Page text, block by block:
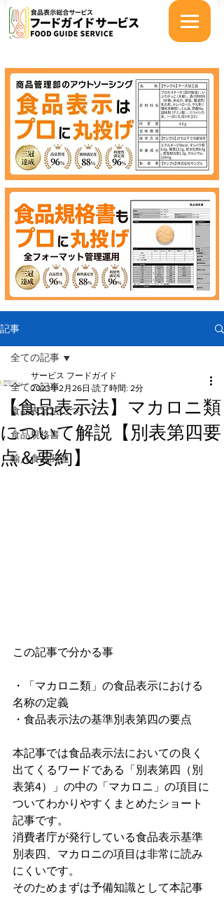
記事
全ての記事
食品表示法について
食品規格書
輸入食品関連
全ての記事
【食品表示法】マカロニ類
について解説【別表第四要
点＆要約】
サービス フードガイド
2023年2月26日 読了時間: 2分
この記事で分かる事
・「マカロニ類」の食品表示における
名称の定義
・食品表示法の基準別表第四の要点
本記事では食品表示法においての良く
出てくるワードである「別表第四（別
表第4）」の中の「マカロニ」の項目に
ついてわかりやすくまとめたショート
記事です。
消費者庁が発行している食品表示基準
別表四、マカロニの項目は非常に読み
にくいです。
そのためまずは予備知識として本記事